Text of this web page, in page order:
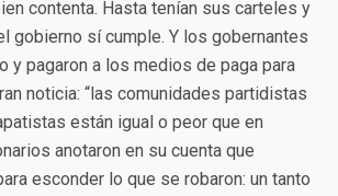
contenta. Hasta tenían sus carteles y
gobierno sí cumple. Y los gobernantes
y pagaron a los medios de paga para
noticia: “las comunidades partidistas
están igual o peor que en
anotaron en su cuenta que
esconder lo que se robaron: un tanto